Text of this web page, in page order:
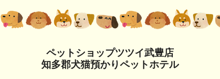
ペットショップツツイ武豊店
知多郡犬猫預かりペットホテル